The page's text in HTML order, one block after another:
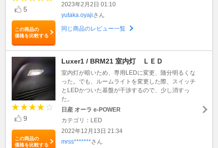
5
この商品の
価格を比較する
2023年2月2日 01:10
yutaka.oyajiさん
同じ商品のレビュー一覧
9
この商品の
価格を比較する
Luxer1 / BRM21 室内灯 ＬＥＤ
室内灯が暗いため、専用LEDに変更、随分明るくな
った。でも、ルームライトを変更した際、スイッチ
とLEDかついた基盤が干渉するので、少し消すっ
た。
日産 オーラ e-POWER
カテゴリ：LED
2022年12月13日 21:34
mrss*******さん